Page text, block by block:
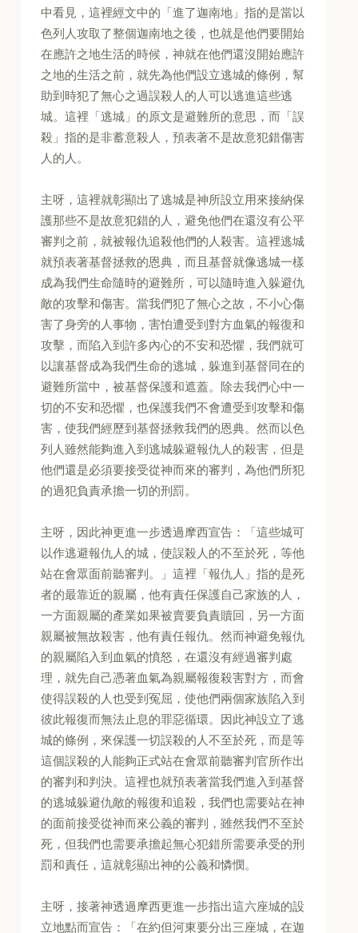
中看見，這裡經文中的「進了迦南地」指的是當以
色列人攻取了整個迦南地之後，也就是他們要開始
在應許之地生活的時候，神就在他們還沒開始應許
之地的生活之前，就先為他們設立逃城的條例，幫
助到時犯了無心之過誤殺人的人可以逃進這些逃
城。這裡「逃城」的原文是避難所的意思，而「誤
殺」指的是非蓄意殺人，預表著不是故意犯錯傷害
人的人。
主呀，這裡就彰顯出了逃城是神所設立用來接納保
護那些不是故意犯錯的人，避免他們在還沒有公平
審判之前，就被報仇追殺他們的人殺害。這裡逃城
就預表著基督拯救的恩典，而且基督就像逃城一樣
成為我們生命隨時的避難所，可以隨時進入躲避仇
敵的攻擊和傷害。當我們犯了無心之故，不小心傷
害了身旁的人事物，害怕遭受到對方血氣的報復和
攻擊，而陷入到許多內心的不安和恐懼，我們就可
以讓基督成為我們生命的逃城，躲進到基督同在的
避難所當中，被基督保護和遮蓋。除去我們心中一
切的不安和恐懼，也保護我們不會遭受到攻擊和傷
害，使我們經歷到基督拯救我們的恩典。然而以色
列人雖然能夠進入到逃城躲避報仇人的殺害，但是
他們還是必須要接受從神而來的審判，為他們所犯
的過犯負責承擔一切的刑罰。
主呀，因此神更進一步透過摩西宣告：「這些城可
以作逃避報仇人的城，使誤殺人的不至於死，等他
站在會眾面前聽審判。」這裡「報仇人」指的是死
者的最靠近的親屬，他有責任保護自己家族的人，
一方面親屬的產業如果被賣要負責贖回，另一方面
親屬被無故殺害，他有責任報仇。然而神避免報仇
的親屬陷入到血氣的憤怒，在還沒有經過審判處
理，就先自己憑著血氣為親屬報復殺害對方，而會
使得誤殺的人也受到冤屈，使他們兩個家族陷入到
彼此報復而無法止息的罪惡循環。因此神設立了逃
城的條例，來保護一切誤殺的人不至於死，而是等
這個誤殺的人能夠正式站在會眾前聽審判官所作出
的審判和判決。這裡也就預表著當我們進入到基督
的逃城躲避仇敵的報復和追殺，我們也需要站在神
的面前接受從神而來公義的審判，雖然我們不至於
死，但我們也需要承擔起無心犯錯所需要承受的刑
罰和責任，這就彰顯出神的公義和憐憫。
主呀，接著神透過摩西更進一步指出這六座城的設
立地點而宣告：「在約但河東要分出三座城，在迦